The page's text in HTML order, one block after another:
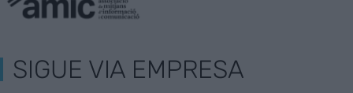
SIGUE VIA EMPRESA